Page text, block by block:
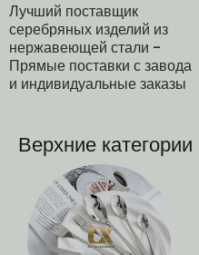
Лучший поставщик
серебряных изделий из
нержавеющей стали -
Прямые поставки с завода
и индивидуальные заказы
Верхние категории